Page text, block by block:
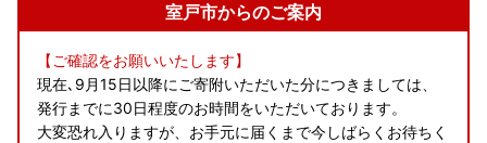
室戸市からのご案内
【ご確認をお願いいたします】
現在､9月15日以降にご寄附いただいた分につきましては、
発行までに30日程度のお時間をいただいております。
大変恐れ入りますが、お手元に届くまで今しばらくお待ちく